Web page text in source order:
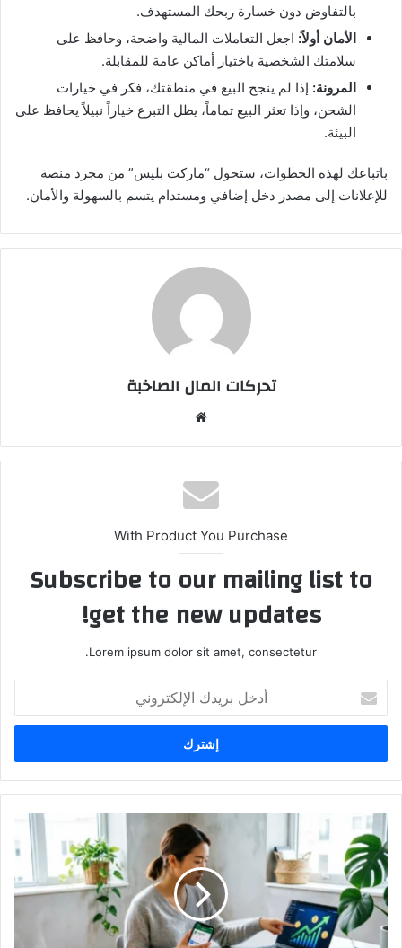
بالتفاوض دون خسارة ربحك المستهدف.
الأمان أولاً: اجعل التعاملات المالية واضحة، وحافظ على
سلامتك الشخصية باختيار أماكن عامة للمقابلة.
المرونة: إذا لم ينجح البيع في منطقتك، فكر في خيارات
الشحن، وإذا تعثر البيع تماماً، يظل التبرع خياراً نبيلاً يحافظ على
البيئة.
باتباعك لهذه الخطوات، ستحول “ماركت بليس” من مجرد منصة
للإعلانات إلى مصدر دخل إضافي ومستدام يتسم بالسهولة والأمان.
تحركات المال الصاخبة
With Product You Purchase
Subscribe to our mailing list to
get the new updates!
Lorem ipsum dolor sit amet, consectetur.
بريدك
الإلكتروني
6
طرق
لبدء
الاستثمار
بميزانية
محدودة:
كيف